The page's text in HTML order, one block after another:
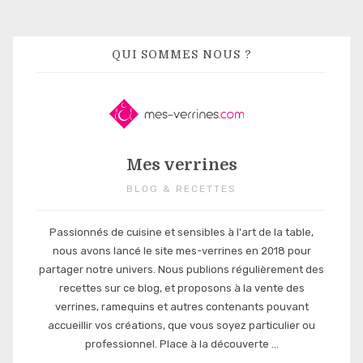
QUI SOMMES NOUS ?
Mes verrines
BLOG & RECETTES
Passionnés de cuisine et sensibles à l'art de la table,
nous avons lancé le site mes-verrines en 2018 pour
partager notre univers. Nous publions régulièrement des
recettes sur ce blog, et proposons à la vente des
verrines, ramequins et autres contenants pouvant
accueillir vos créations, que vous soyez particulier ou
professionnel. Place à la découverte ...